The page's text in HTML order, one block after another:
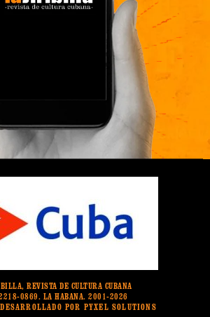
REVISTA DE CULTURA CUBANA
0869. LA HABANA. 2001-2026
POR PYXEL SOLUTIONS